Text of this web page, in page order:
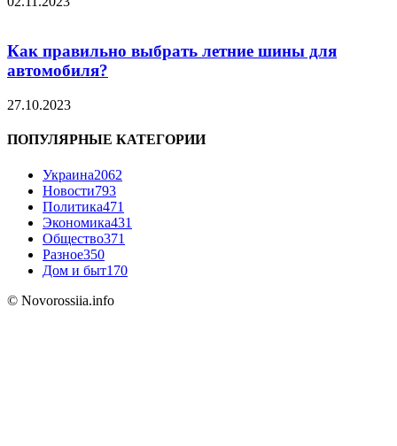
Как правильно выбрать летние шины для
автомобиля?
27.10.2023
ПОПУЛЯРНЫЕ КАТЕГОРИИ
Украина2062
Новости793
Политика471
Экономика431
Общество371
Разное350
Дом и быт170
© Novorossiia.info